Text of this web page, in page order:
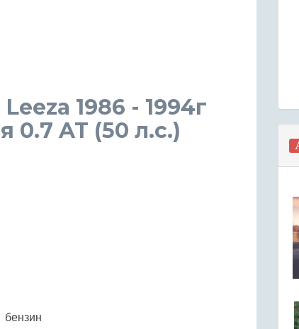
1986 - 1994г
AT (50 л.с.)
бензин